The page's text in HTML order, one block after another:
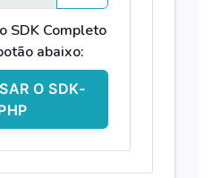
SDK Completo
abaixo:
O SDK-